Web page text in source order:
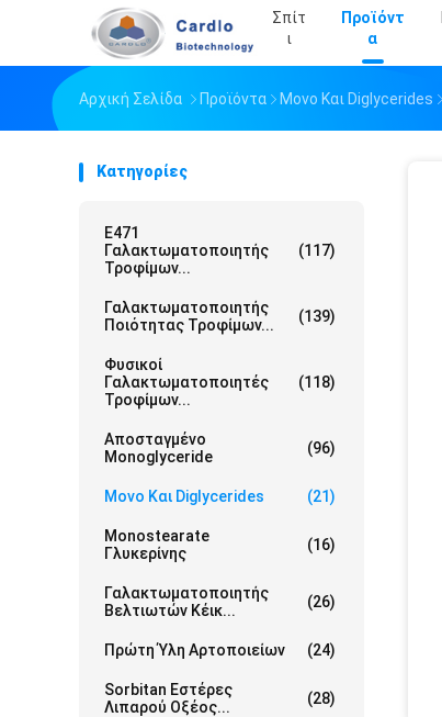
Σπίτ
Ι
Προϊόντ
Α
Αρχική Σελίδα Προϊόντα Μονο Και Diglycerides
Κατηγορίες
E471
Γαλακτωματοποιητής
Τροφίμων...
(117)
Γαλακτωματοποιητής
Ποιότητας Τροφίμων...
(139)
Φυσικοί
Γαλακτωματοποιητές
Τροφίμων...
(118)
Αποσταγμένο
Monoglyceride
(96)
Μονο Και Diglycerides (21)
Monostearate
Γλυκερίνης
(16)
Γαλακτωματοποιητής
Βελτιωτών Κέικ...
(26)
Πρώτη Ύλη Αρτοποιείων (24)
Sorbitan Εστέρες
Λιπαρού Οξέος...
(28)